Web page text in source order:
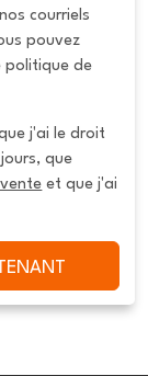
courriels
pouvez
politique de
j'ai le droit
que
et que j'ai